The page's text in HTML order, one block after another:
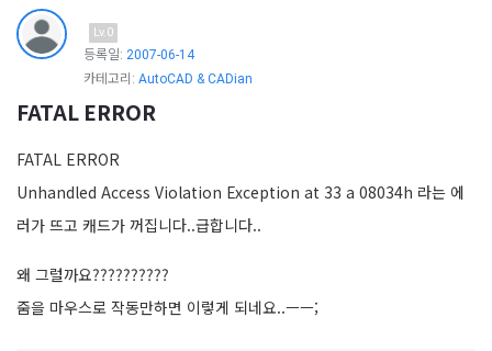
Lv.0
등록일: 2007-06-14
카테고리: AutoCAD & CADian
FATAL ERROR
FATAL ERROR
Unhandled Access Violation Exception at 33 a 08034h 라는 에
러가 뜨고 캐드가 꺼집니다..급합니다..
왜 그럴까요??????????
줌을 마우스로 작동만하면 이렇게 되네요..ㅡㅡ;